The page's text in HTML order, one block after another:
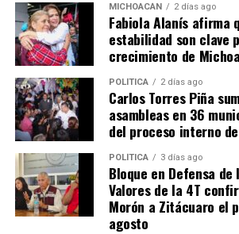
Me gusta esto:
MICHOACÁN 2 días ago
Fabiola Alanís afirma
estabilidad son clave
crecimiento de
POLÍTICA 2 días ago
Carlos Torres Piña
asambleas en 36
del proceso interno
POLÍTICA 3 días ago
Bloque en Defensa
Valores de la 4T
Morón a Zitácuaro el
agosto